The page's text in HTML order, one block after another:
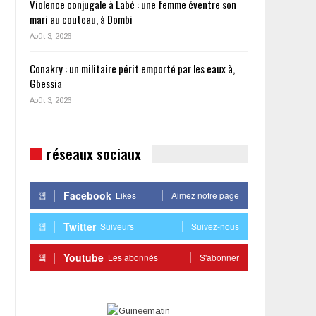
Violence conjugale à Labé : une femme éventre son
mari au couteau, à Dombi
Août 3, 2026
Conakry : un militaire périt emporté par les eaux à,
Gbessia
Août 3, 2026
réseaux sociaux
Facebook Likes Aimez notre page
Twitter Suiveurs Suivez-nous
Youtube Les abonnés S'abonner